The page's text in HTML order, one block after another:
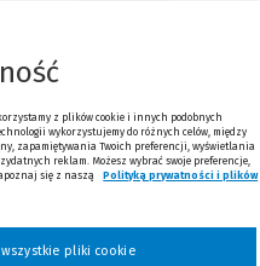
Sprawdź
z plików cookie i innych podobnych
wykorzystujemy do różnych celów, między
zapamiętywania Twoich preferencji, wyświetlania
reklam. Możesz wybrać swoje preferencje,
się z naszą
Polityką prywatności i plików
pliki cookie